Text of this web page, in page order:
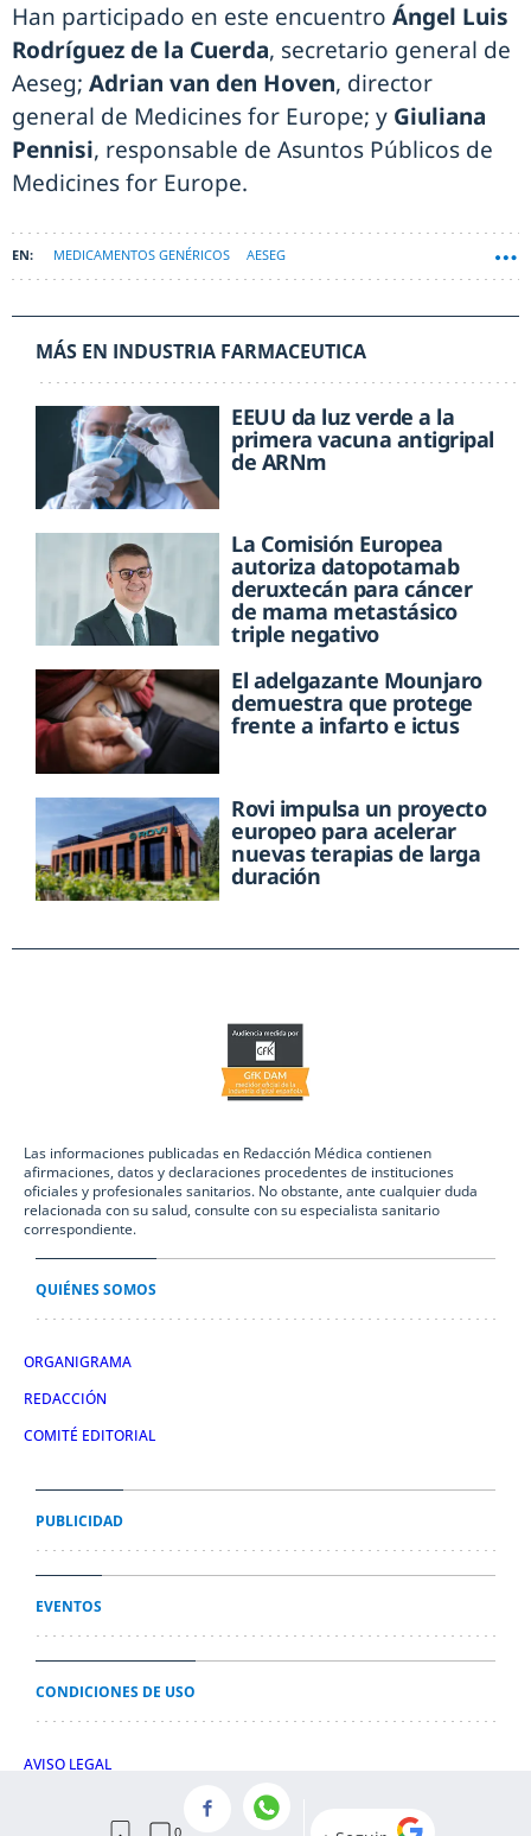
Han participado en este encuentro Ángel Luis
Rodríguez de la Cuerda, secretario general de
Aeseg; Adrian van den Hoven, director
general de Medicines for Europe; y Giuliana
Pennisi, responsable de Asuntos Públicos de
Medicines for Europe.
MEDICAMENTOS GENÉRICOS AESEG
MÁS EN INDUSTRIA FARMACEUTICA
EEUU da luz verde a la
primera vacuna antigripal
de ARNm
La Comisión Europea
autoriza datopotamab
deruxtecán para cáncer
de mama metastásico
triple negativo
El adelgazante Mounjaro
demuestra que protege
frente a infarto e ictus
Rovi impulsa un proyecto
europeo para acelerar
nuevas terapias de larga
duración
Las informaciones publicadas en Redacción Médica contienen
afirmaciones, datos y declaraciones procedentes de instituciones
oficiales y profesionales sanitarios. No obstante, ante cualquier duda
relacionada con su salud, consulte con su especialista sanitario
correspondiente.
QUIÉNES SOMOS
ORGANIGRAMA
REDACCIÓN
COMITÉ EDITORIAL
PUBLICIDAD
EVENTOS
CONDICIONES DE USO
AVISO LEGAL